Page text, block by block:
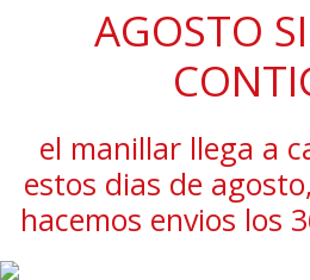
AGOSTO
el manillar llega a
estos dias de
hacemos envios los